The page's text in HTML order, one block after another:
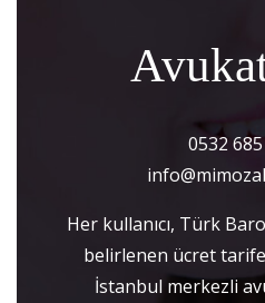
0532
Her kullanıcı, Türk
belirlenen ücret
İstanbul merkezli